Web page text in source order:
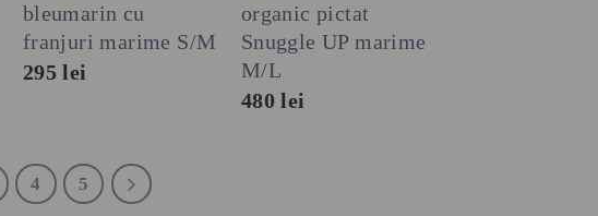
bleumarin cu
franjuri marime S/M
295lei
organic pictat
Snuggle UP marime
M/L
480lei
4 5